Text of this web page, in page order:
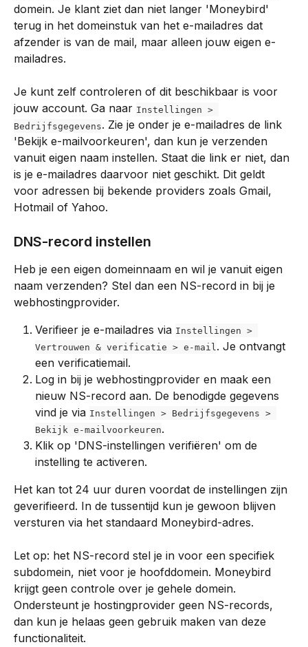
domein. Je klant ziet dan niet langer 'Moneybird'
terug in het domeinstuk van het e-mailadres dat
afzender is van de mail, maar alleen jouw eigen e-
mailadres.
Je kunt zelf controleren of dit beschikbaar is voor
jouw account. Ga naar Instellingen >
Bedrijfsgegevens. Zie je onder je e-mailadres de link
'Bekijk e-mailvoorkeuren', dan kun je verzenden
vanuit eigen naam instellen. Staat die link er niet, dan
is je e-mailadres daarvoor niet geschikt. Dit geldt
voor adressen bij bekende providers zoals Gmail,
Hotmail of Yahoo.
DNS-record instellen
Heb je een eigen domeinnaam en wil je vanuit eigen
naam verzenden? Stel dan een NS-record in bij je
webhostingprovider.
Verifieer je e-mailadres via Instellingen >
Vertrouwen & verificatie > e-mail . Je ontvangt
een verificatiemail.
Log in bij je webhostingprovider en maak een
nieuw NS-record aan. De benodigde gegevens
vind je via Instellingen > Bedrijfsgegevens >
Bekijk e-mailvoorkeuren.
Klik op 'DNS-instellingen verifiëren' om de
instelling te activeren.
Het kan tot 24 uur duren voordat de instellingen zijn
geverifieerd. In de tussentijd kun je gewoon blijven
versturen via het standaard Moneybird-adres.
Let op: het NS-record stel je in voor een specifiek
subdomein, niet voor je hoofddomein. Moneybird
krijgt geen controle over je gehele domein.
Ondersteunt je hostingprovider geen NS-records,
dan kun je helaas geen gebruik maken van deze
functionaliteit.